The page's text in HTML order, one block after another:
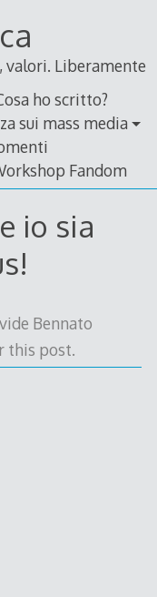
valori. Liberamente
ho scritto?
sui mass media
Fandom
io sia
Bennato
this post.